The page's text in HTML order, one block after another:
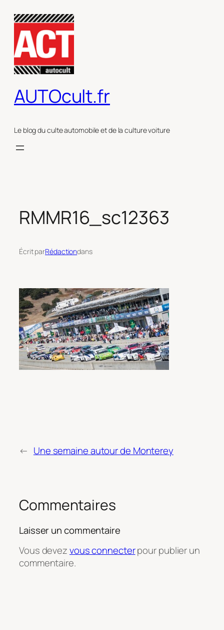
contenu
AUTOcult.fr
Le blog du culte automobile et de la culture voiture
RMMR16_sc12363
Écrit parRédactiondans
← Une semaine autour de Monterey
Commentaires
Laisser un commentaire
Vous devezvous connecterpour publier un
commentaire.